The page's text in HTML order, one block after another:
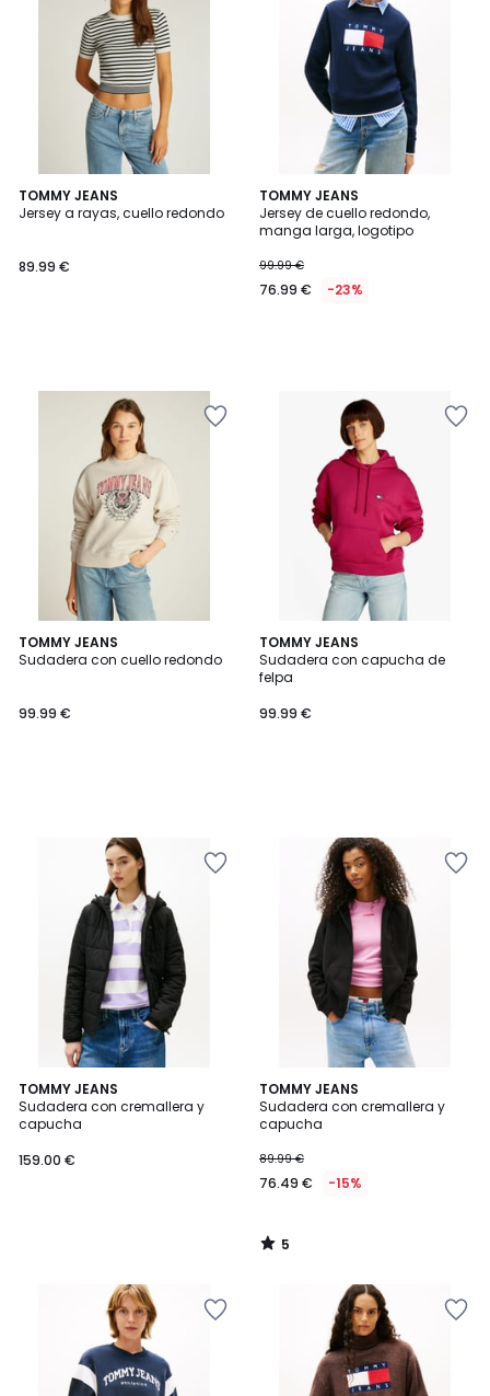
TOMMY JEANS
Jersey a rayas, cuello redondo
89.99 €
TOMMY JEANS
Jersey de cuello redondo,
manga larga, logotipo
99.99 €
76.99 € -23%
TOMMY JEANS
Sudadera con cuello redondo
99.99 €
TOMMY JEANS
Sudadera con capucha de
felpa
99.99 €
TOMMY JEANS
Sudadera con cremallera y
capucha
159.00 €
TOMMY JEANS
Sudadera con cremallera y
capucha
89.99 €
76.49 € -15%
5
/
5
5
/